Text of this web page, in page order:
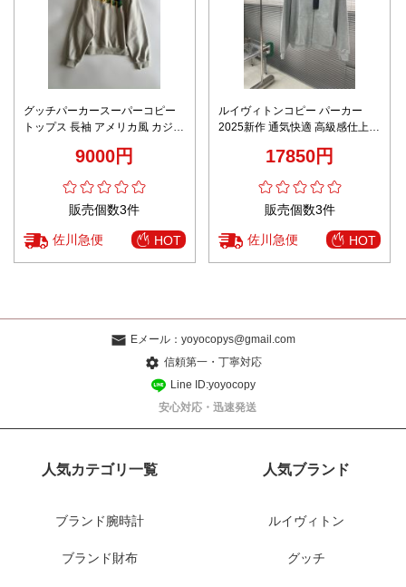
グッチパーカースーパーコピー
トップス 長袖 アメリカ風 カジュ
9000円
販売個数3件
佐川急便 HOT
ルイヴィトンコピー パーカー
2025新作 通気快適 高級感仕上げ
安心サイト限定17850円
販売個数3件
佐川急便 HOT
Eメール： yoyocopys@gmail.com
信頼第一・丁寧対応
Line ID:yoyocopy
安心対応・迅速発送
人気カテゴリ一覧
ブランド腕時計
ブランド財布
人気ブランド
ルイヴィトン
グッチ